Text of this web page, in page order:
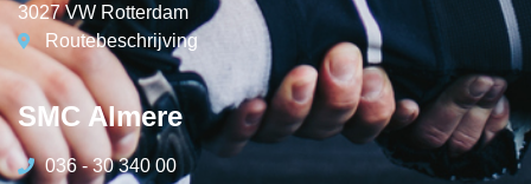
3027 VW Rotterdam
Routebeschrijving
SMC Almere
036 - 30 340 00